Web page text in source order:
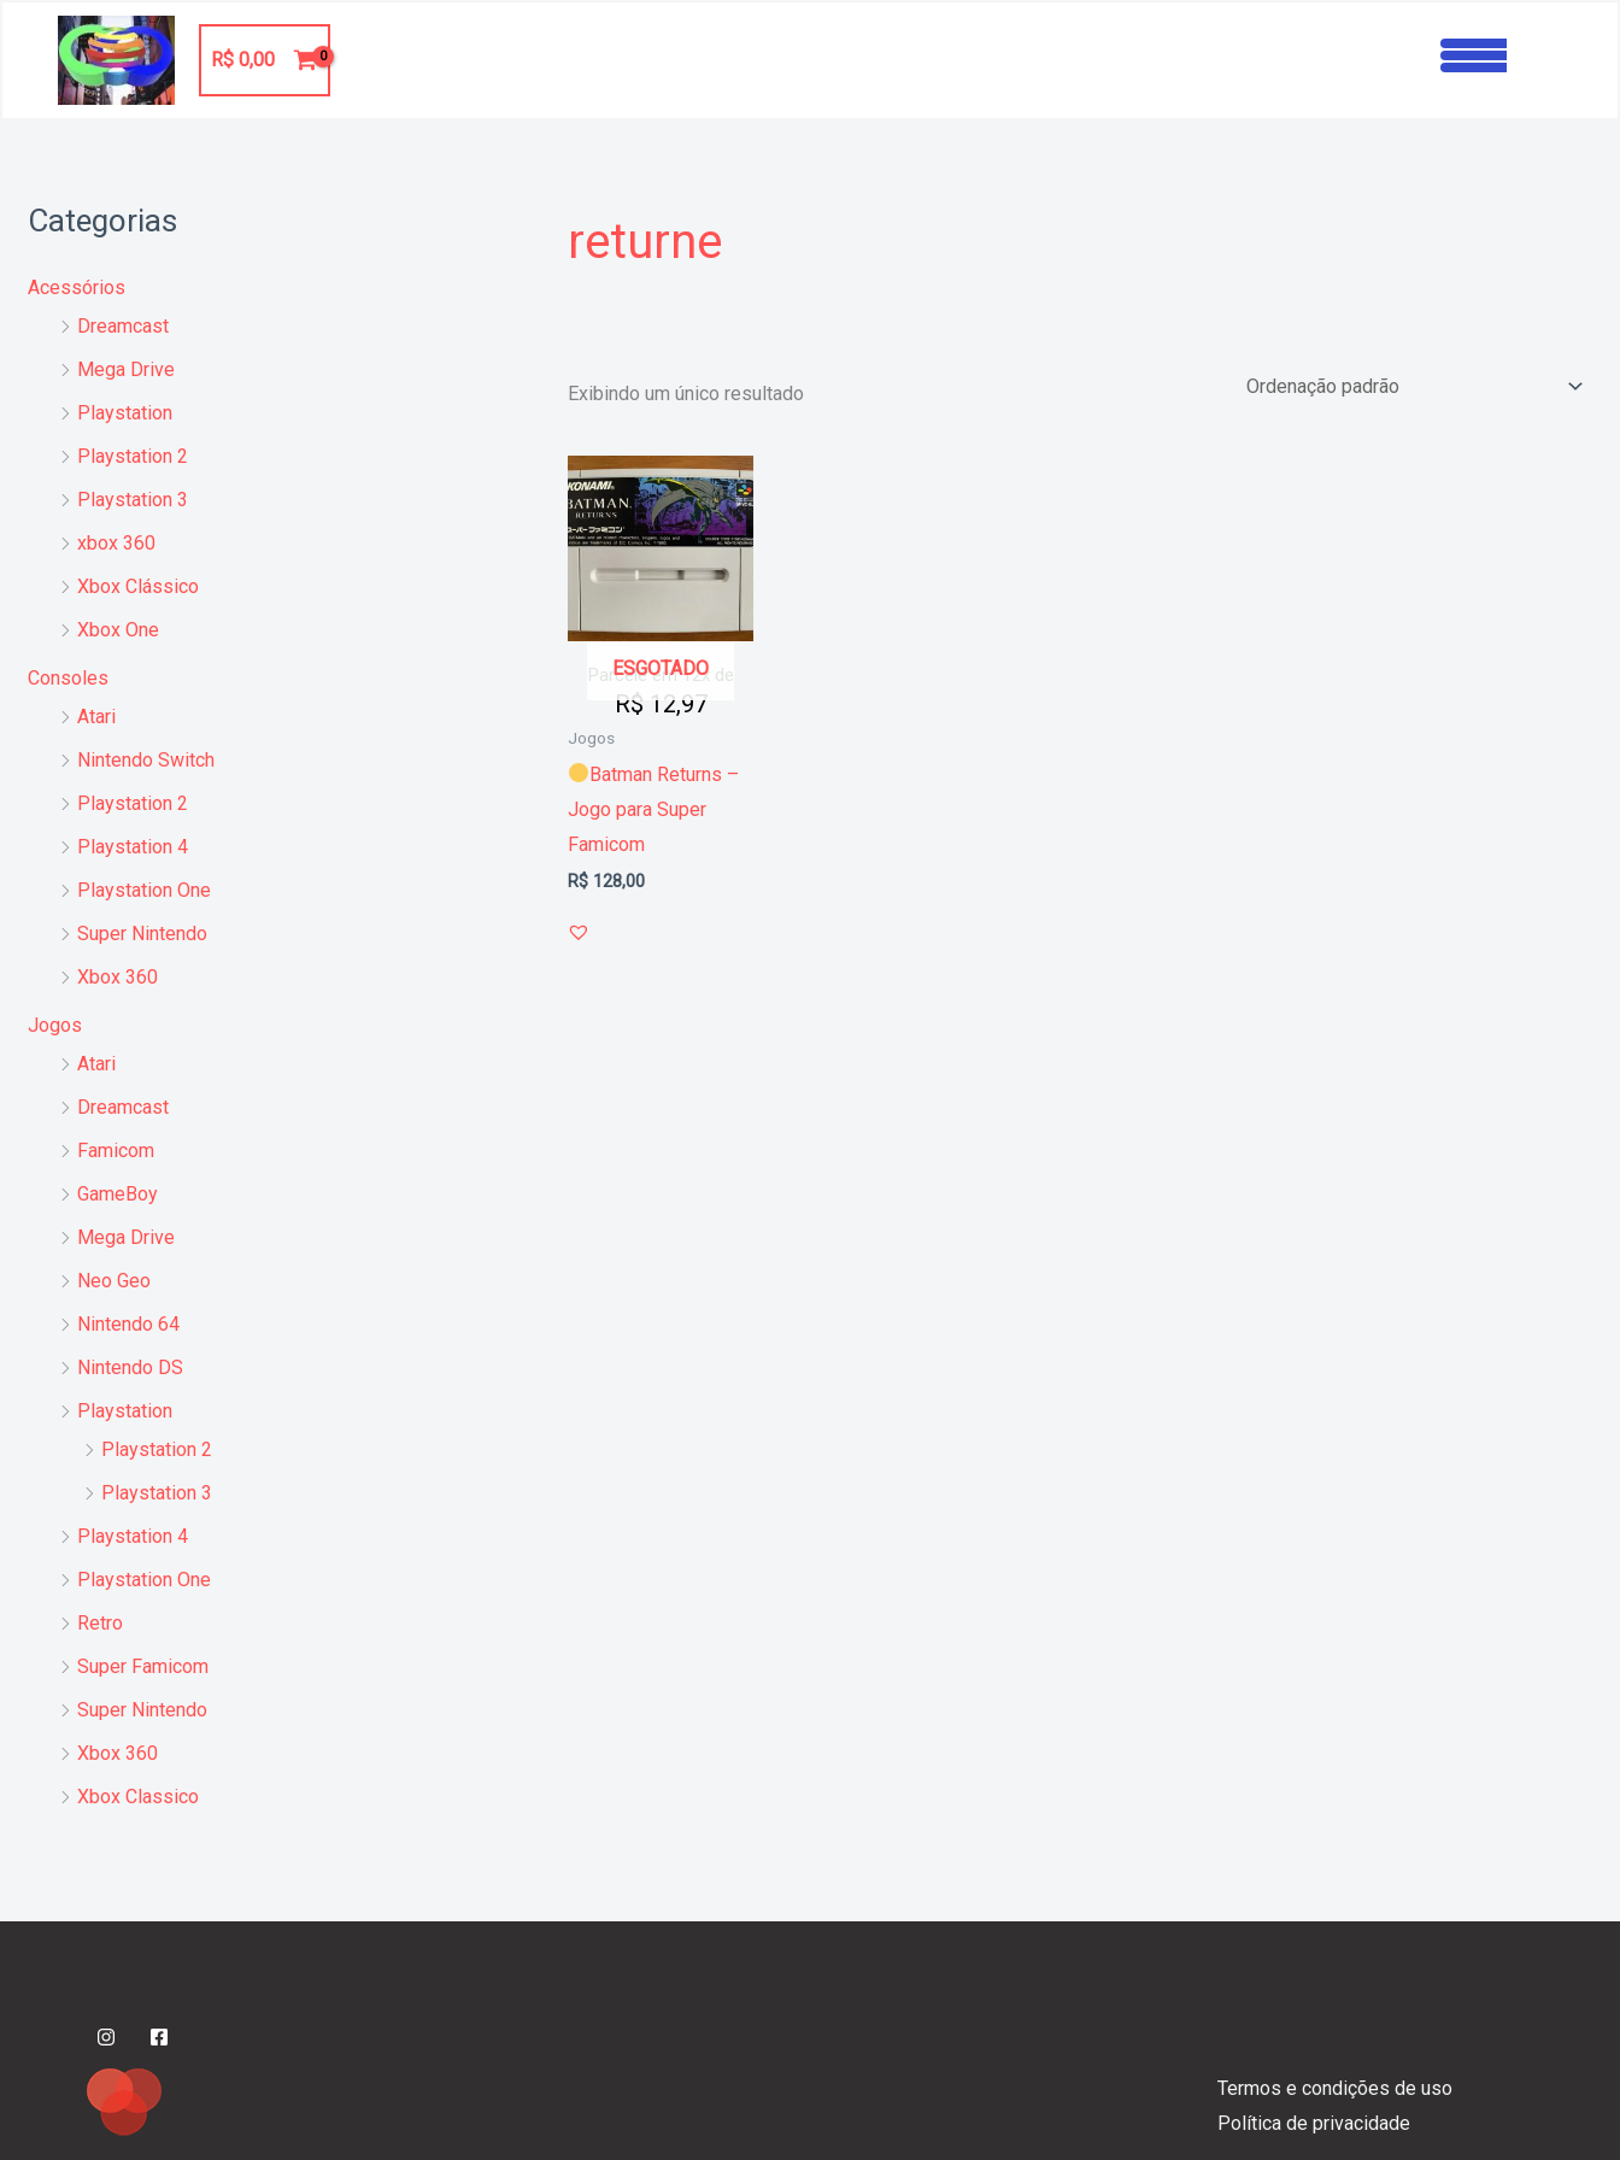
R$ 0,00
Categorias
Acessórios
Dreamcast
Mega Drive
Playstation
Playstation 2
Playstation 3
xbox 360
Xbox Clássico
Xbox One
Consoles
Atari
Nintendo Switch
Playstation 2
Playstation 4
Playstation One
Super Nintendo
Xbox 360
Jogos
Atari
Dreamcast
Famicom
GameBoy
Mega Drive
Neo Geo
Nintendo 64
Nintendo DS
Playstation
Playstation 2
Playstation 3
Playstation 4
Playstation One
Retro
Super Famicom
Super Nintendo
Xbox 360
Xbox Classico
returne
Exibindo um único resultado
ESGOTADO
Parcele em 12x de
R$ 12,97
Jogos
Batman Returns –
Jogo para Super
Famicom
R$ 128,00
Termos e condições de uso
Política de privacidade